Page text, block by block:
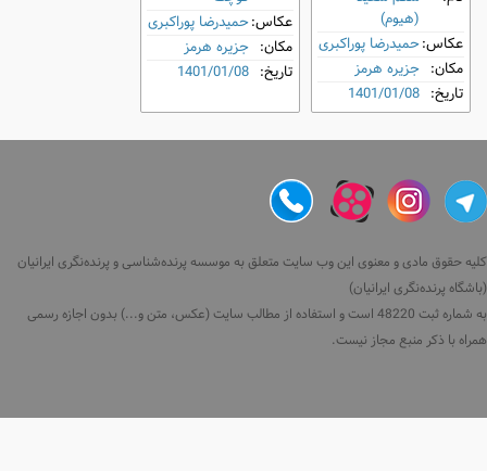
(هیوم)
عکاس:حمیدرضا پوراکبری
مکان: جزیره هرمز
تاریخ: 1401/01/08
عکاس:حمیدرضا پوراکبری
مکان: جزیره هرمز
تاریخ: 1401/01/08
کلیه حقوق مادی و معنوی این وب سایت متعلق به موسسه پرنده‌شناسی و پرنده‌نگری ایرانیان
(باشگاه پرنده‌نگری ایرانیان)
به شماره ثبت 48220 است و استفاده از مطالب سایت (عکس، متن و...) بدون اجازه رسمی
همراه با ذکر منبع مجاز نیست.